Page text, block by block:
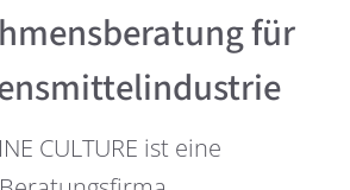
für
CULTURE ist eine